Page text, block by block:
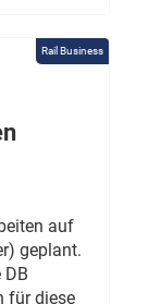
Rail Business
auf
geplant.
für diese